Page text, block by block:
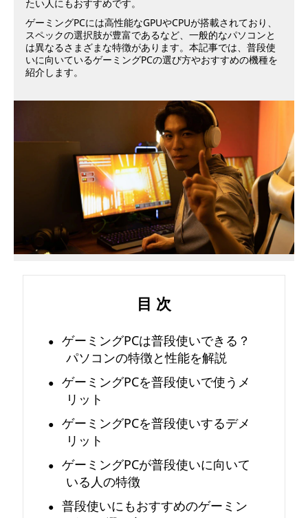
ソ
は
たい人にもおすすめです。
ゲーミングPCには高性能なGPUやCPUが搭載されており、
スペックの選択肢が豊富であるなど、一般的なパソコンと
は異なるさまざまな特徴があります。本記事では、普段使
いに向いているゲーミングPCの選び方やおすすめの機種を
紹介します。
目 次
ゲーミングPCは普段使いできる？
パソコンの特徴と性能を解説
ゲーミングPCを普段使いで使うメ
リット
ゲーミングPCを普段使いするデメ
リット
ゲーミングPCが普段使いに向いて
いる人の特徴
普段使いにもおすすめのゲーミン